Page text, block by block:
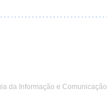
da Informação e Comunicação